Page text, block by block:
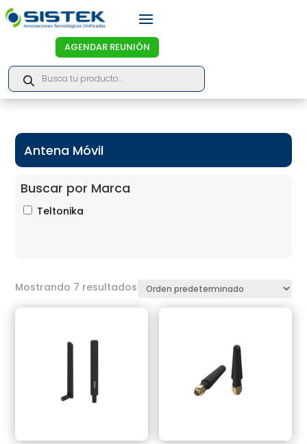
AGENDAR REUNIÓN
Products
search
Antena Móvil
Buscar por Marca
Teltonika
Mostrando 7 resultados